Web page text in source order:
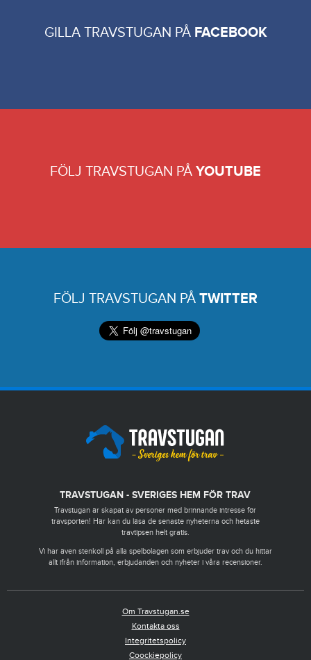
GILLA TRAVSTUGAN PÅ FACEBOOK
FÖLJ TRAVSTUGAN PÅ YOUTUBE
FÖLJ TRAVSTUGAN PÅ TWITTER
TRAVSTUGAN - SVERIGES HEM FÖR TRAV
Travstugan är skapat av personer med brinnande intresse för
travsporten! Här kan du läsa de senaste nyheterna och hetaste
travtipsen helt gratis.
Vi har även stenkoll på alla spelbolagen som erbjuder trav och du hittar
allt ifrån information, erbjudanden och nyheter i våra recensioner.
Om Travstugan.se
Kontakta oss
Integritetspolicy
Coockiepolicy